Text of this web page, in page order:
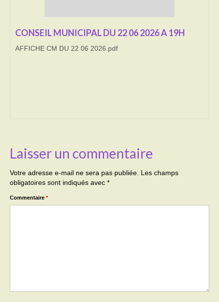
CONSEIL MUNICIPAL DU 22 06 2026 A 19H
AFFICHE CM DU 22 06 2026.pdf
Laisser un commentaire
Votre adresse e-mail ne sera pas publiée. Les champs
obligatoires sont indiqués avec *
Commentaire *